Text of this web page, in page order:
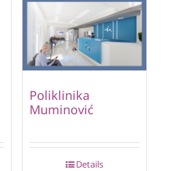
Poliklinika
Muminović
Details